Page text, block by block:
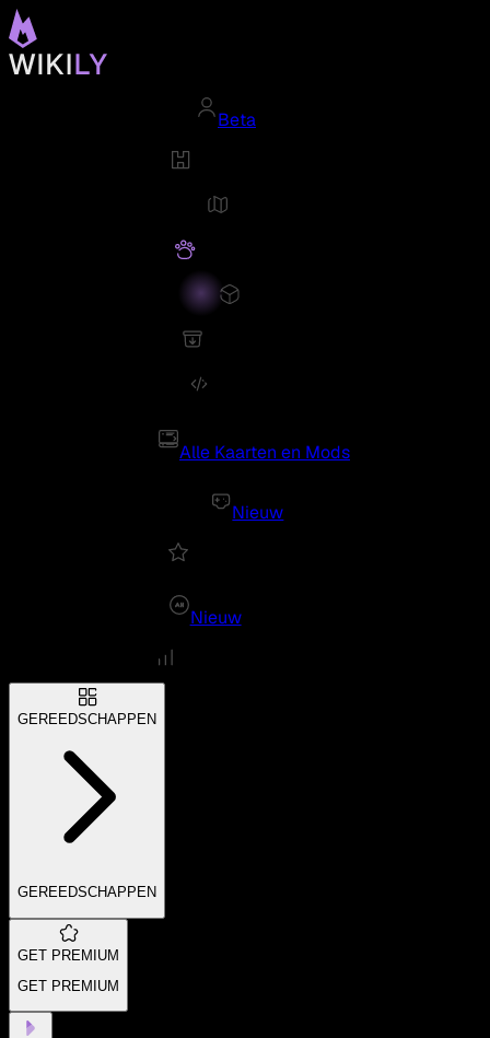
Beta
Alle Kaarten en Mods
Nieuw
Nieuw
GEREEDSCHAPPEN
GEREEDSCHAPPEN
GET PREMIUM
GET PREMIUM